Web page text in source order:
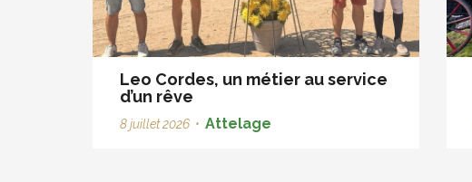
Leo Cordes, un métier au service
d’un rêve
8 juillet 2026 • Attelage